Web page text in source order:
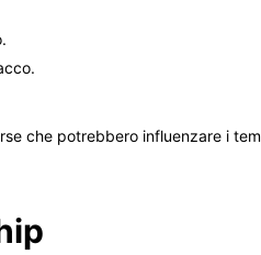
che potrebbero influenzare i